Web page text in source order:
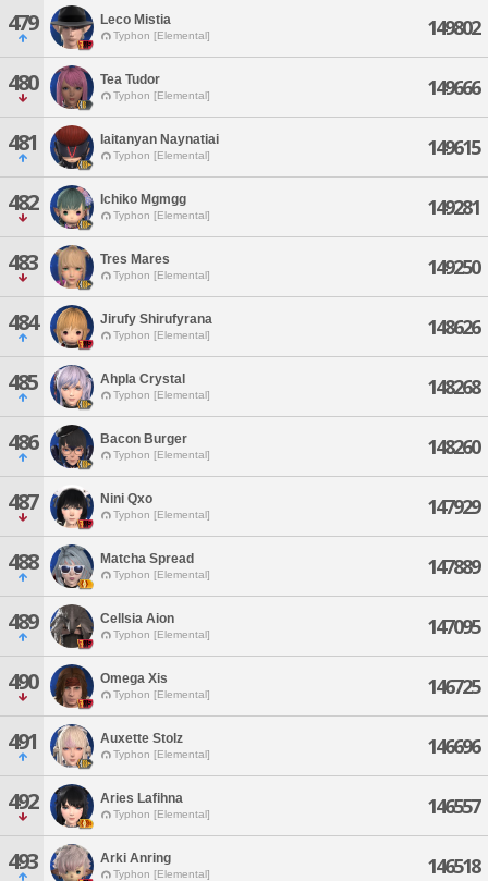
479 Leco Mistia
Typhon [Elemental] 149802
480 Tea Tudor
Typhon [Elemental] 149666
481 Iaitanyan Naynatiai
Typhon [Elemental] 149615
482 Ichiko Mgmgg
Typhon [Elemental] 149281
483 Tres Mares
Typhon [Elemental] 149250
484 Jirufy Shirufyrana
Typhon [Elemental] 148626
485 Ahpla Crystal
Typhon [Elemental] 148268
486 Bacon Burger
Typhon [Elemental] 148260
487 Nini Qxo
Typhon [Elemental] 147929
488 Matcha Spread
Typhon [Elemental] 147889
489 Cellsia Aion
Typhon [Elemental] 147095
490 Omega Xis
Typhon [Elemental] 146725
491 Auxette Stolz
Typhon [Elemental] 146696
492 Aries Lafihna
Typhon [Elemental] 146557
493 Arki Anring
Typhon [Elemental] 146518